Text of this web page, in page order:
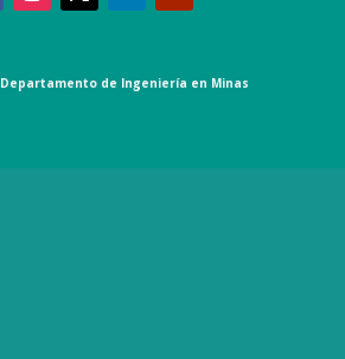
Departamento de Ingeniería en Minas